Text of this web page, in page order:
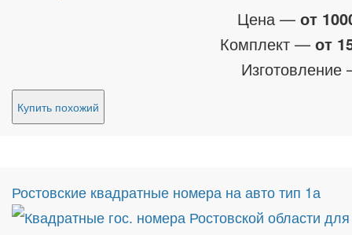
Цена — от
Комплект — от
Купить похожий
Ростовские квадратные номера на авто тип 1а